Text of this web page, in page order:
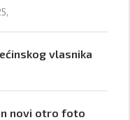
vlasnika
novi otro foto